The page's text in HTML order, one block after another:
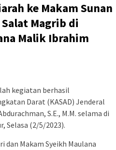
ke Makam Sunan
Magrib di
Malik Ibrahim
kegiatan berhasil
Darat (KASAD) Jenderal
S.E., M.M. selama di
Selasa (2/5/2023).
dan Makam Syeikh Maulana